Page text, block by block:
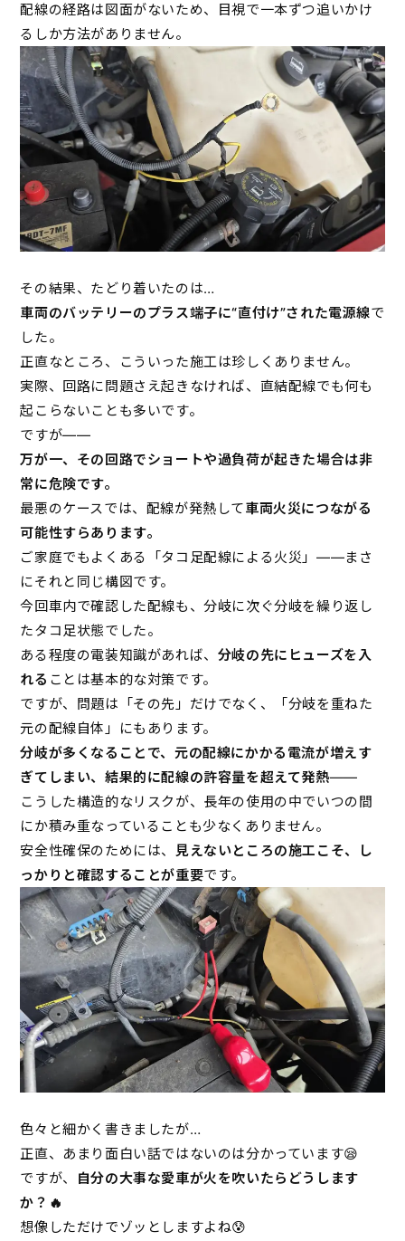
配線の経路は図面がないため、目視で一本ずつ追いかけ
るしか方法がありません。
その結果、たどり着いたのは…
車両のバッテリーのプラス端子に“直付け”された電源線で
した。
正直なところ、こういった施工は珍しくありません。
実際、回路に問題さえ起きなければ、直結配線でも何も
起こらないことも多いです。
ですが――
万が一、その回路でショートや過負荷が起きた場合は非
常に危険です。
最悪のケースでは、配線が発熱して車両火災につながる
可能性すらあります。
ご家庭でもよくある「タコ足配線による火災」――まさ
にそれと同じ構図です。
今回車内で確認した配線も、分岐に次ぐ分岐を繰り返し
たタコ足状態でした。
ある程度の電装知識があれば、 分岐の先にヒューズを入
れる ことは基本的な対策です。
ですが、問題は「その先」だけでなく、「分岐を重ねた
元の配線自体」にもあります。
分岐が多くなることで、元の配線にかかる電流が増えす
ぎてしまい、結果的に配線の許容量を超えて発熱――
こうした構造的なリスクが、長年の使用の中でいつの間
にか積み重なっていることも少なくありません。
安全性確保のためには、
見えないところの施工こそ、し
っかりと確認することが重要です。
色々と細かく書きましたが…
正直、あまり面白い話ではないのは分かっています😪
ですが、
自分の大事な愛車が火を吹いたらどうします
か？🔥
想像しただけでゾッとしますよね😰